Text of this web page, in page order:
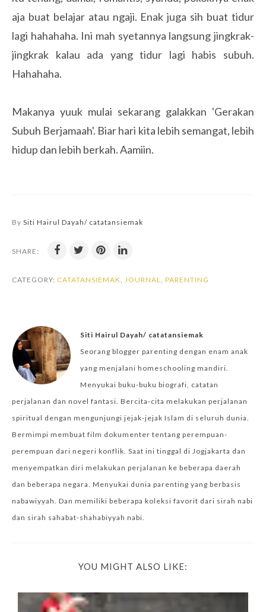
aja buat belajar atau ngaji. Enak juga sih buat tidur
lagi hahahaha. Ini mah syetannya langsung jingkrak-
jingkrak kalau ada yang tidur lagi habis subuh.
Hahahaha.
Makanya yuuk mulai sekarang galakkan 'Gerakan
Subuh Berjamaah'. Biar hari kita lebih semangat, lebih
hidup dan lebih berkah. Aamiin.
By Siti Hairul Dayah/ catatansiemak
SHARE:
CATEGORY: CATATANSIEMAK JOURNAL PARENTING
Siti Hairul Dayah/ catatansiemak
Seorang blogger parenting dengan enam anak
yang menjalani homeschooling mandiri.
Menyukai buku-buku biografi, catatan
perjalanan dan novel fantasi. Bercita-cita melakukan perjalanan
spiritual dengan mengunjungi jejak-jejak Islam di seluruh dunia.
Bermimpi membuat film dokumenter tentang perempuan-
perempuan dari negeri konflik. Saat ini tinggal di Jogjakarta dan
menyempatkan diri melakukan perjalanan ke beberapa daerah
dan beberapa negara. Menyukai dunia parenting yang berbasis
nabawiyyah. Dan memiliki beberapa koleksi favorit dari sirah nabi
dan sirah sahabat-shahabiyyah nabi.
YOU MIGHT ALSO LIKE: